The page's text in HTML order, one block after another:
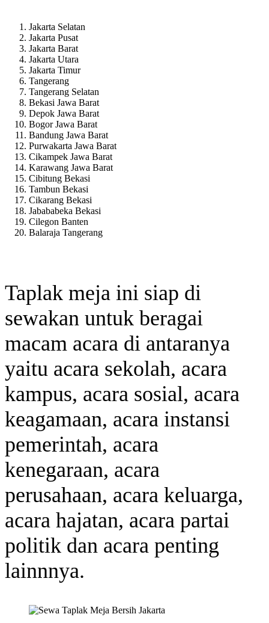
Jakarta Selatan
Jakarta Pusat
Jakarta Barat
Jakarta Utara
Jakarta Timur
Tangerang
Tangerang Selatan
Bekasi Jawa Barat
Depok Jawa Barat
Bogor Jawa Barat
Bandung Jawa Barat
Purwakarta Jawa Barat
Cikampek Jawa Barat
Karawang Jawa Barat
Cibitung Bekasi
Tambun Bekasi
Cikarang Bekasi
Jabababeka Bekasi
Cilegon Banten
Balaraja Tangerang
Taplak meja ini siap di
sewakan untuk beragai
macam acara di antaranya
yaitu acara sekolah, acara
kampus, acara sosial, acara
keagamaan, acara instansi
pemerintah, acara
kenegaraan, acara
perusahaan, acara keluarga,
acara hajatan, acara partai
politik dan acara penting
lainnnya.